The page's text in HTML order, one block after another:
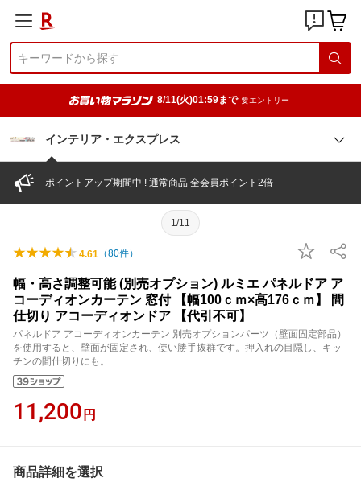
8/11(火)01:59まで 要エントリー
インテリア・エクスプレス
ポイントアップ期間中 ! 通常商品 全会員ポイント2倍
1/11
4.61 （80件）
幅・高さ調整可能 (別売オプション) ルミエ パネルドア ア
コーディオンカーテン 窓付 【幅100ｃｍ×高176ｃｍ】 間
仕切り アコーディオンドア 【代引不可】
パネルドア アコーディオンカーテン 別売オプションパーツ（壁面固定部品）
を使用すると、壁面が固定され、使い勝手抜群です。押入れの目隠し、キッ
チンの間仕切りにも。
11,200 円
商品詳細を選択